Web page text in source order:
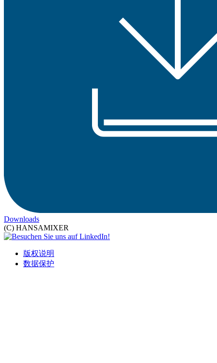
Downloads
(C) HANSAMIXER
版权说明
数据保护